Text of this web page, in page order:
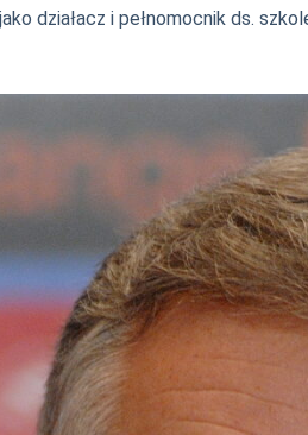
działacz i pełnomocnik ds.